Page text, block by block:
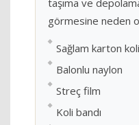
görmesine neden
Sağlam karton
Balonlu naylon
Streç film
Koli bandı